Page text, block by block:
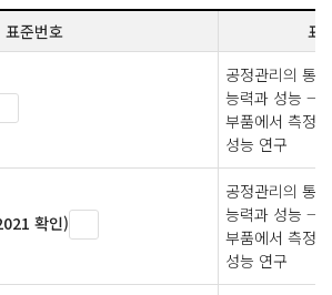
표준번호 표
공정관리의 통
능력과 성능 —
부품에서 측정
성능 연구
확인)
공정관리의 통
능력과 성능 —
부품에서 측정
성능 연구